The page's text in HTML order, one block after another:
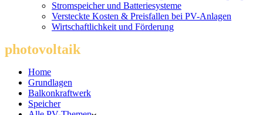
Stromspeicher und Batteriesysteme
Versteckte Kosten & Preisfallen bei PV-Anlagen
Wirtschaftlichkeit und Förderung
photovoltaik
Home
Grundlagen
Balkonkraftwerk
Speicher